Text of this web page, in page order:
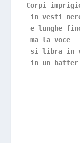
Corpi
in vesti
e lunghe
ma la voce
si libra in
in un